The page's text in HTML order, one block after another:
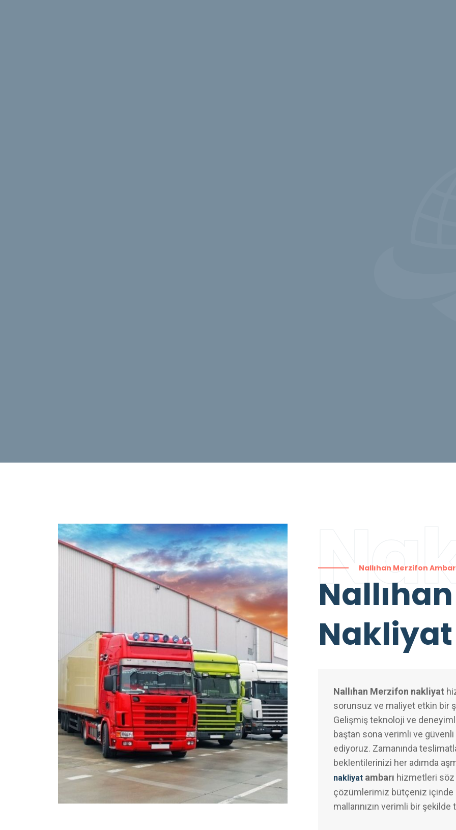
Nallıhan Merzifon
Nallıhan
Nakliyat
Nallıhan Merzifon nakliyat
sorunsuz ve maliyet etkin bir
Gelişmiş teknoloji ve
baştan sona verimli ve güvenli
ediyoruz. Zamanında
beklentilerinizi her adımda
nakliyat ambarı hizmetleri
çözümlerimiz bütçeniz içinde
mallarınızın verimli bir